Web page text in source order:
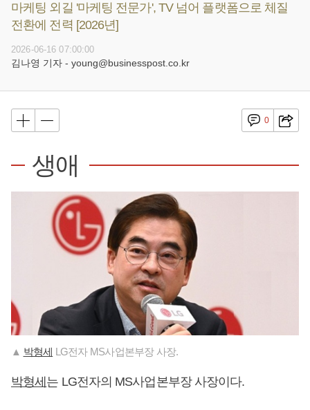
마케팅 외길 '마케팅 전문가', TV 넘어 플랫폼으로 체질
전환에 전력 [2026년]
2026-06-16 07:00:00
김나영 기자 - young@businesspost.co.kr
0
생애
▲ 박형세 LG전자 MS사업본부장 사장.
박형세 는 LG전자의 MS사업본부장 사장이다.